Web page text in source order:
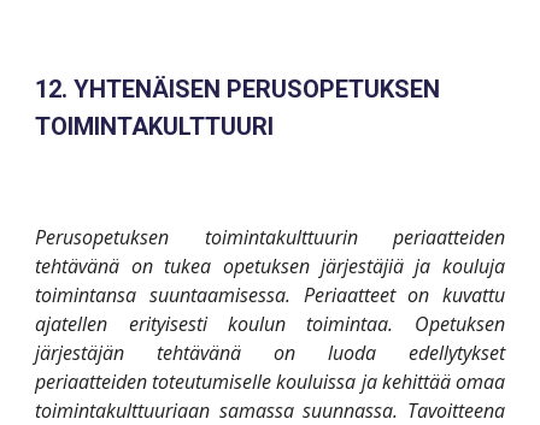
12. YHTENÄISEN PERUSOPETUKSEN
TOIMINTAKULTTUURI
Perusopetuksen toimintakulttuurin periaatteiden
tehtävänä on tukea opetuksen järjestäjiä ja kouluja
toimintansa suuntaamisessa. Periaatteet on kuvattu
ajatellen erityisesti koulun toimintaa. Opetuksen
järjestäjän tehtävänä on luoda edellytykset
periaatteiden toteutumiselle kouluissa ja kehittää omaa
toimintakulttuuriaan samassa suunnassa. Tavoitteena